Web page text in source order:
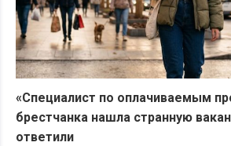
«Специалист по оплачиваемым
брестчанка нашла странную
ответили